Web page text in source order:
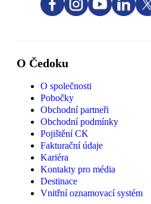
O Čedoku
O společnosti
Pobočky
Obchodní partneři
Obchodní podmínky
Pojištění CK
Fakturační údaje
Kariéra
Kontakty pro média
Destinace
Vnitřní oznamovací systém